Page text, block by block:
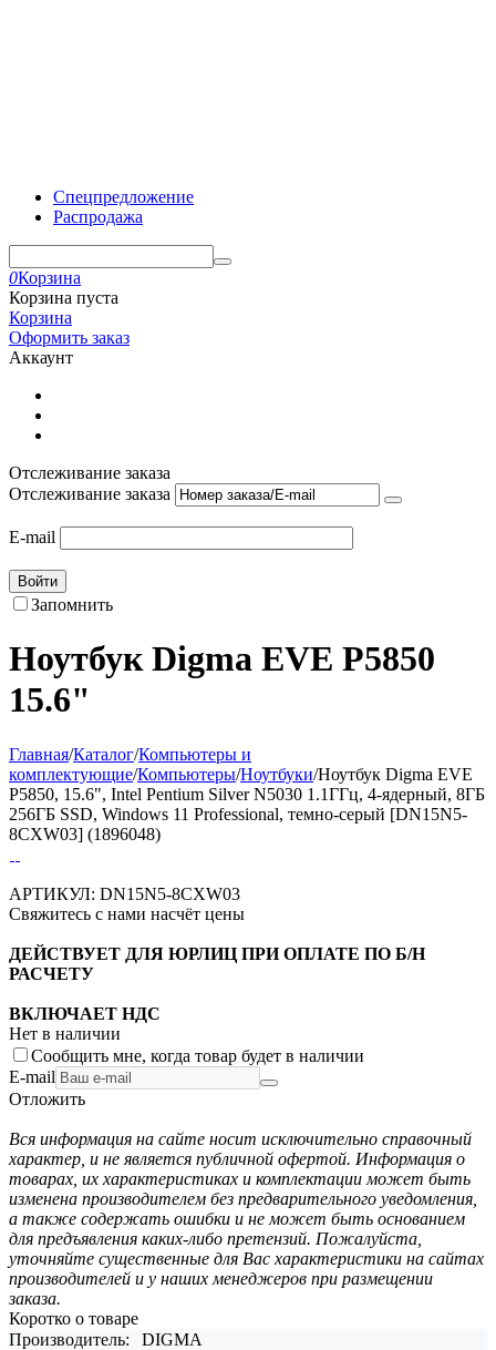
Спецпредложение
Распродажа
0Корзина
Корзина пуста
Корзина
Оформить заказ
Аккаунт
Отслеживание заказа
Отслеживание заказа
E-mail
Войти
Запомнить
Ноутбук Digma EVE P5850
15.6"
Главная/Каталог/Компьютеры и
комплектующие/Компьютеры/Ноутбуки/Ноутбук Digma EVE
P5850, 15.6", Intel Pentium Silver N5030 1.1ГГц, 4-ядерный, 8ГБ
256ГБ SSD, Windows 11 Professional, темно-серый [DN15N5-
8CXW03] (1896048)
АРТИКУЛ: DN15N5-8CXW03
Свяжитесь с нами насчёт цены
ДЕЙСТВУЕТ ДЛЯ ЮРЛИЦ ПРИ ОПЛАТЕ ПО Б/Н
РАСЧЕТУ
ВКЛЮЧАЕТ НДС
Нет в наличии
Сообщить мне, когда товар будет в наличии
E-mail
Отложить
Вся информация на сайте носит исключительно справочный
характер, и не является публичной офертой. Информация о
товарах, их характеристиках и комплектации может быть
изменена производителем без предварительного уведомления,
а также содержать ошибки и не может быть основанием
для предъявления каких-либо претензий. Пожалуйста,
уточняйте существенные для Вас характеристики на сайтах
производителей и у наших менеджеров при размещении
заказа.
Коротко о товаре
Производитель:
DIGMA